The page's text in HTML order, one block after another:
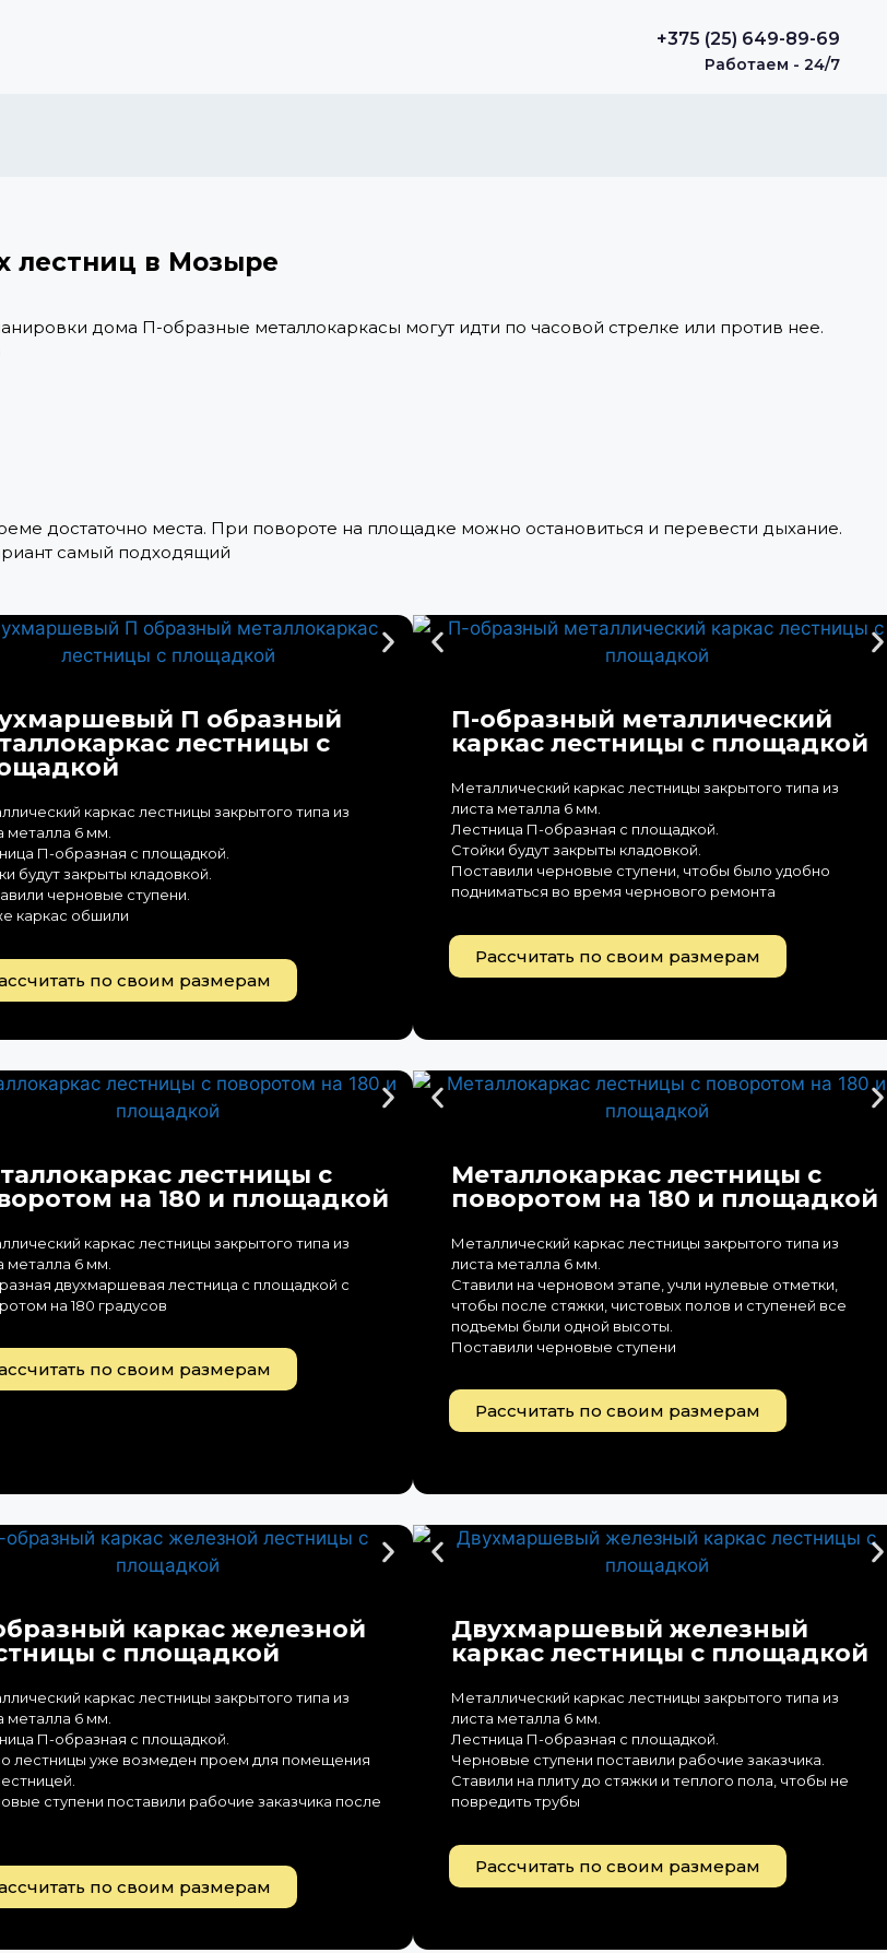
+375 (25) 649-89-69
Работаем - 24/7
лестниц в Мозыре
дома П-образные металлокаркасы могут идти по часовой стрелке или против нее.
достаточно места. При повороте на площадке можно остановиться и перевести дыхание.
самый подходящий
П образный
лестницы с
каркас лестницы закрытого типа из
металла 6 мм.
П-образная с площадкой.
будут закрыты кладовкой.
черновые ступени.
каркас обшили
по своим размерам
П-образный металлический
каркас лестницы с площадкой
Металлический каркас лестницы закрытого типа из
листа металла 6 мм.
Лестница П-образная с площадкой.
Стойки будут закрыты кладовкой.
Поставили черновые ступени, чтобы было удобно
подниматься во время чернового ремонта
Рассчитать по своим размерам
лестницы с
на 180 и площадкой
каркас лестницы закрытого типа из
металла 6 мм.
двухмаршевая лестница с площадкой с
на 180 градусов
по своим размерам
Металлокаркас лестницы с
поворотом на 180 и площадкой
Металлический каркас лестницы закрытого типа из
листа металла 6 мм.
Ставили на черновом этапе, учли нулевые отметки,
чтобы после стяжки, чистовых полов и ступеней все
подъемы были одной высоты.
Поставили черновые ступени
Рассчитать по своим размерам
каркас железной
с площадкой
каркас лестницы закрытого типа из
металла 6 мм.
П-образная с площадкой.
лестницы уже возмеден проем для помещения
ступени поставили рабочие заказчика после
по своим размерам
Двухмаршевый железный
каркас лестницы с площадкой
Металлический каркас лестницы закрытого типа из
листа металла 6 мм.
Лестница П-образная с площадкой.
Черновые ступени поставили рабочие заказчика.
Ставили на плиту до стяжки и теплого пола, чтобы не
повредить трубы
Рассчитать по своим размерам